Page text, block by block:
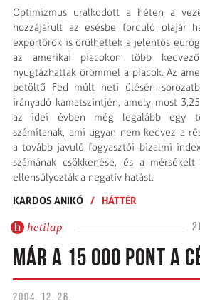
Optimizmus uralkodott a héten a
hozzájárult az esésbe forduló olajár
exportőrök is örülhettek a jelentős
az amerikai piacokon több
nyugtázhattak örömmel a piacok. Az
betöltő Fed múlt heti ülésén
irányadó kamatszintjén, amely most
az idei évben még legalább egy
számítanak, ami ugyan nem kedvez a
a tovább javuló fogyasztói bizalmi
számának csökkenése, és a
ellensúlyozták a negatív hatást.
KARDOS ANIKÓ / HÁTTÉR
hetilap
MÁR A 15 000 PONT A
2004. 12. 26.